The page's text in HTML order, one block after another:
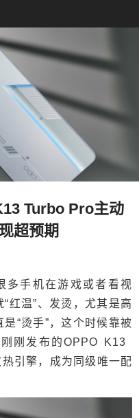
Turbo Pro主动
超预期
多手机在游戏或者看视
红温”、发烫，尤其是高
“烫手”，这个时候靠被
刚发布的OPPO K13
引擎，成为同级唯一配